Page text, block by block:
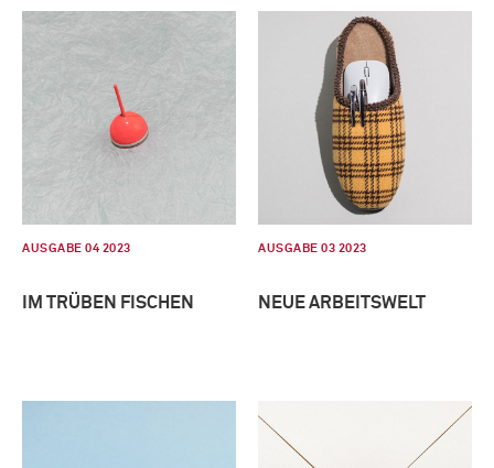
AUSGABE 04 2023
IM TRÜBEN FISCHEN
AUSGABE 03 2023
NEUE ARBEITSWELT